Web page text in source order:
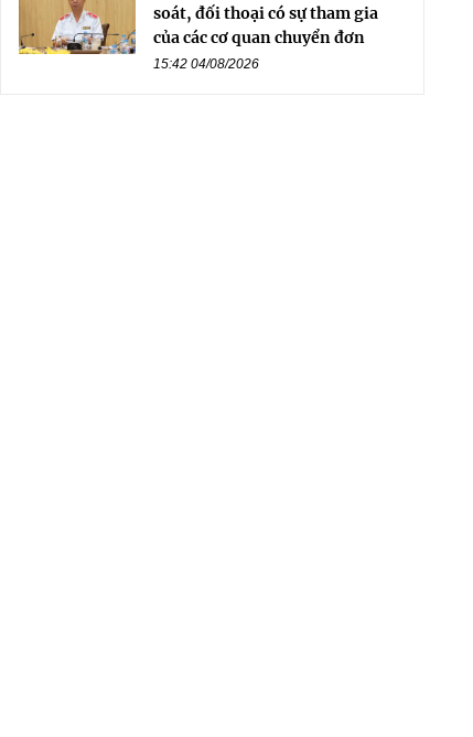
soát, đối thoại có sự tham gia
của các cơ quan chuyển đơn
15:42 04/08/2026